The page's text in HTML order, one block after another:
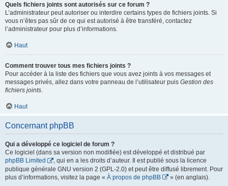
Quels fichiers joints sont autorisés sur ce forum ?
L’administrateur peut autoriser ou interdire certains types de fichiers joints. Si
vous n’êtes pas sûr de ce qui est autorisé à être transféré, contactez
l’administrateur pour plus d’informations.
Haut
Comment trouver tous mes fichiers joints ?
Pour accéder à la liste des fichiers que vous avez joints à vos messages et
messages privés, allez dans votre panneau de l’utilisateur puis Gestion des
fichiers joints.
Haut
Concernant phpBB
Qui a développé ce logiciel de forum ?
Ce logiciel (dans sa version non modifiée) est développé et distribué par
phpBB Limited
, qui en a les droits d’auteur. Il est publié sous la licence
publique générale GNU version 2 (GPL-2.0) et peut être diffusé librement. Pour
plus d’informations, visitez la page « À propos de phpBB » (en anglais).